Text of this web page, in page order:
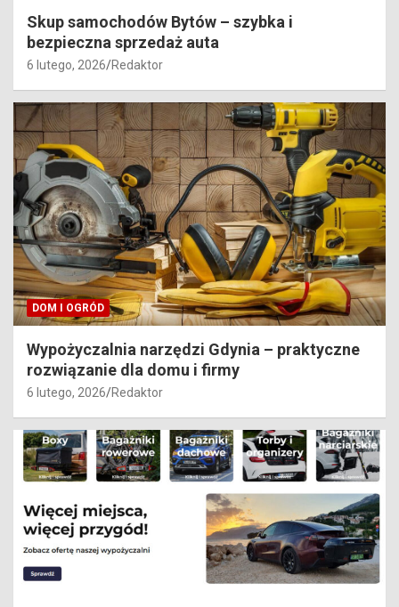
Skup samochodów Bytów – szybka i
bezpieczna sprzedaż auta
6 lutego, 2026 Redaktor
DOM I OGRÓD
Wypożyczalnia narzędzi Gdynia – praktyczne
rozwiązanie dla domu i firmy
6 lutego, 2026 Redaktor